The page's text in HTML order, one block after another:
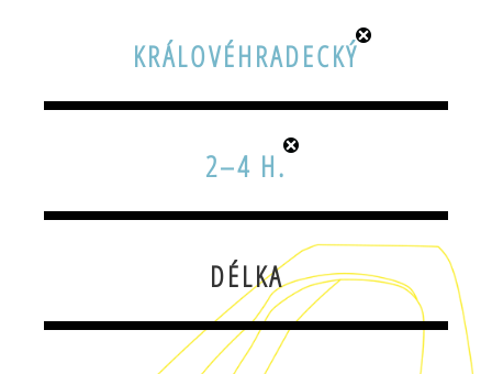
KRÁLOVÉHRADECKÝ
2–4 H.
DÉLKA